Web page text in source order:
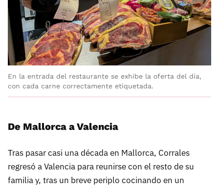
En la entrada del restaurante se exhibe la oferta del día,
con cada carne correctamente etiquetada.
De Mallorca a Valencia
Tras pasar casi una década en Mallorca, Corrales
regresó a Valencia para reunirse con el resto de su
familia y, tras un breve periplo cocinando en un